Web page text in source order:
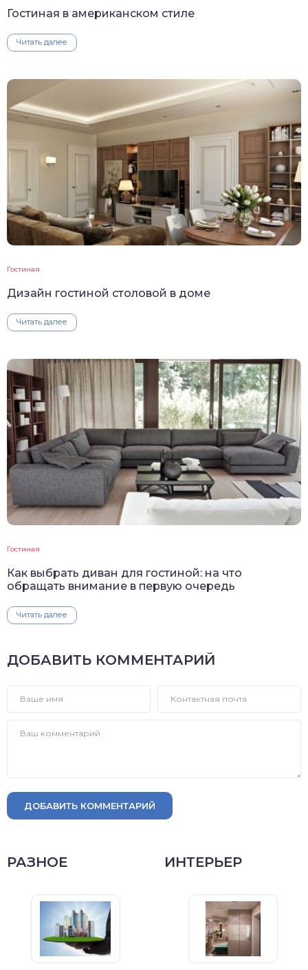
Гостиная в американском стиле
Читать далее
Гостиная
Дизайн гостиной столовой в доме
Читать далее
Гостиная
Как выбрать диван для гостиной: на что
обращать внимание в первую очередь
Читать далее
ДОБАВИТЬ КОММЕНТАРИЙ
ДОБАВИТЬ КОММЕНТАРИЙ
РАЗНОЕ ИНТЕРЬЕР